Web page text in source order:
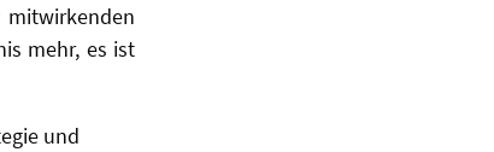
mehr, es ist
und